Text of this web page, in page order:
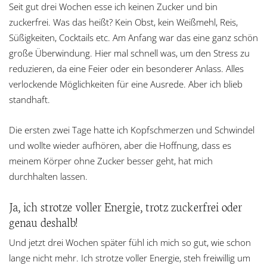
Seit gut drei Wochen esse ich keinen Zucker und bin
zuckerfrei. Was das heißt? Kein Obst, kein Weißmehl, Reis,
Süßigkeiten, Cocktails etc. Am Anfang war das eine ganz schön
große Überwindung. Hier mal schnell was, um den Stress zu
reduzieren, da eine Feier oder ein besonderer Anlass. Alles
verlockende Möglichkeiten für eine Ausrede. Aber ich blieb
standhaft.
Die ersten zwei Tage hatte ich Kopfschmerzen und Schwindel
und wollte wieder aufhören, aber die Hoffnung, dass es
meinem Körper ohne Zucker besser geht, hat mich
durchhalten lassen.
Ja, ich strotze voller Energie, trotz zuckerfrei oder
genau deshalb!
Und jetzt drei Wochen später fühl ich mich so gut, wie schon
lange nicht mehr. Ich strotze voller Energie, steh freiwillig um